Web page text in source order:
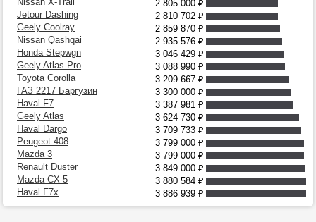
2 805 000 ₽
Jetour Dashing
2 810 702 ₽
Geely Coolray
2 859 870 ₽
Nissan Qashqai
2 935 576 ₽
Honda Stepwgn
3 046 429 ₽
Geely Atlas Pro
3 088 990 ₽
Toyota Corolla
3 209 667 ₽
ГАЗ 2217 Баргузин
3 300 000 ₽
Haval F7
3 387 981 ₽
Geely Atlas
3 624 730 ₽
Haval Dargo
3 709 733 ₽
Peugeot 408
3 799 000 ₽
Mazda 3
3 799 000 ₽
Renault Duster
3 849 000 ₽
Mazda CX-5
3 880 584 ₽
Haval F7x
3 886 939 ₽